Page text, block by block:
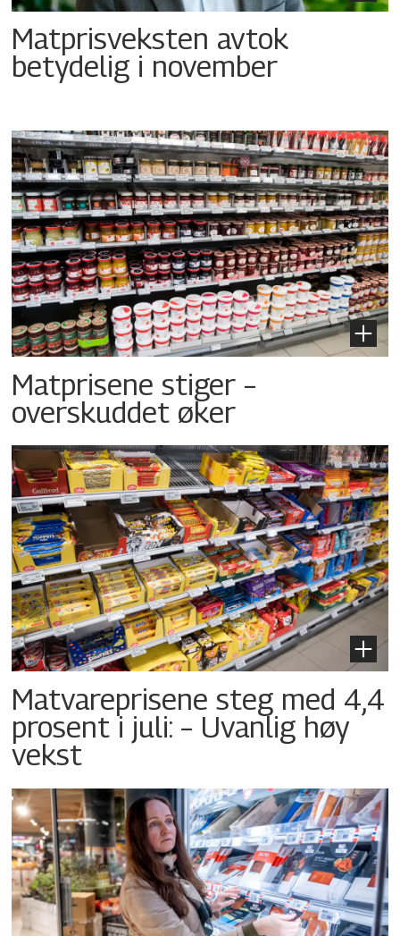
Matprisveksten avtok
betydelig i november
Matprisene stiger –
overskuddet øker
Matvareprisene steg med 4,4
prosent i juli: – Uvanlig høy
vekst